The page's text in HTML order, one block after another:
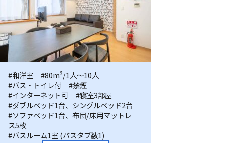
FAMILIA
大
森
海
岸
#和洋室
#80m²/1人〜10人
#バス・トイレ付
#禁煙
#インターネット可
#寝室3部屋
#ダブルベッド1台、シングルベッド2台
#ソファベッド1台、布団/床用マットレ
ス5枚
#バスルーム1室 (バスタブ数1)